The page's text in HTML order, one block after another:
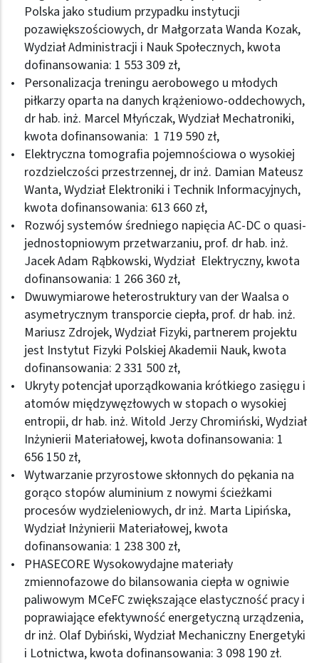
Polska jako studium przypadku instytucji
pozawiększościowych, dr Małgorzata Wanda Kozak,
Wydział Administracji i Nauk Społecznych, kwota
dofinansowania: 1 553 309 zł,
Personalizacja treningu aerobowego u młodych
piłkarzy oparta na danych krążeniowo-oddechowych,
dr hab. inż. Marcel Młyńczak, Wydział Mechatroniki,
kwota dofinansowania: 1 719 590 zł,
Elektryczna tomografia pojemnościowa o wysokiej
rozdzielczości przestrzennej, dr inż. Damian Mateusz
Wanta, Wydział Elektroniki i Technik Informacyjnych,
kwota dofinansowania: 613 660 zł,
Rozwój systemów średniego napięcia AC-DC o quasi-
jednostopniowym przetwarzaniu, prof. dr hab. inż.
Jacek Adam Rąbkowski, Wydział Elektryczny, kwota
dofinansowania: 1 266 360 zł,
Dwuwymiarowe heterostruktury van der Waalsa o
asymetrycznym transporcie ciepła, prof. dr hab. inż.
Mariusz Zdrojek, Wydział Fizyki, partnerem projektu
jest Instytut Fizyki Polskiej Akademii Nauk, kwota
dofinansowania: 2 331 500 zł,
Ukryty potencjał uporządkowania krótkiego zasięgu i
atomów międzywęzłowych w stopach o wysokiej
entropii, dr hab. inż. Witold Jerzy Chromiński, Wydział
Inżynierii Materiałowej, kwota dofinansowania: 1
656 150 zł,
Wytwarzanie przyrostowe skłonnych do pękania na
gorąco stopów aluminium z nowymi ścieżkami
procesów wydzieleniowych, dr inż. Marta Lipińska,
Wydział Inżynierii Materiałowej, kwota
dofinansowania: 1 238 300 zł,
PHASECORE Wysokowydajne materiały
zmiennofazowe do bilansowania ciepła w ogniwie
paliwowym MCeFC zwiększające elastyczność pracy i
poprawiające efektywność energetyczną urządzenia,
dr inż. Olaf Dybiński, Wydział Mechaniczny Energetyki
i Lotnictwa, kwota dofinansowania: 3 098 190 zł.